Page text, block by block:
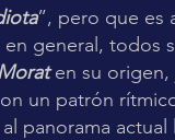
”, pero que es
general, todos
en su
un patrón
panorama